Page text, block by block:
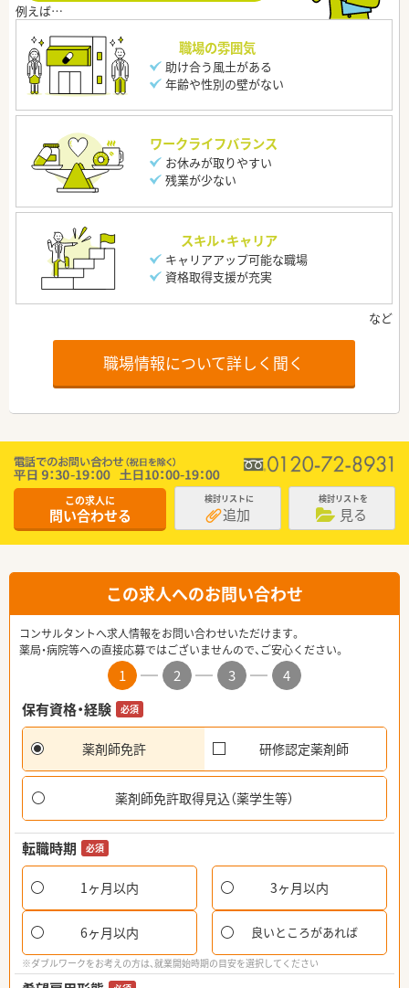
職場の雰囲気
助け合う風土がある
年齢や性別の壁がない
ワークライフバランス
お休みが取りやすい
残業が少ない
スキル・キャリア
キャリアアップ可能な職場
資格取得支援が充実
職場情報について詳しく聞く
この求人に
問い合わせる
検討リストに
追加
検討リストを
見る
この求人へのお問い合わせ
コンサルタントへ求人情報をお問い合わせいただけます。
薬局・病院等への直接応募ではございませんので、ご安心ください。
1 2 3
4
保有資格・経験
必須
薬剤師免許 研修認定薬剤師
薬剤師免許取得見込（薬学生等）
転職時期 必須
1ヶ月以内 3ヶ月以内
6ヶ月以内 良いところがあれば
※ダブルワークをお考えの方は、就業開始時期の目安を選択してください